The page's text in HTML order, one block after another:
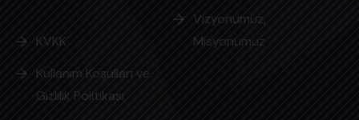
KVKK
Vizyonumuz,
Misyonumuz
Kullanım Koşulları ve
Gizlilik Politikası